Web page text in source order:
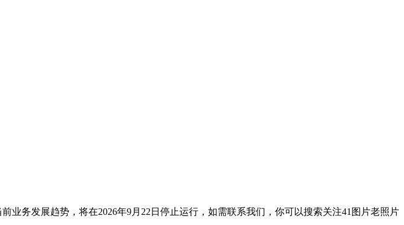
业务发展趋势，将在2026年9月22日停止运行，如需联系我们，你可以搜索关注41图片老照片